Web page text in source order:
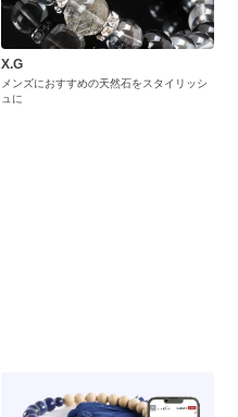
X.G
メンズにおすすめの天然石をスタイリッシ
ュに